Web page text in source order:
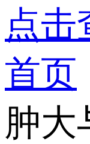
点击
首页
肿大